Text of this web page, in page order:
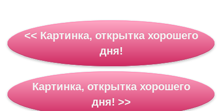
<< Картинка, открытка хорошего
дня!
Картинка, открытка хорошего
дня! >>